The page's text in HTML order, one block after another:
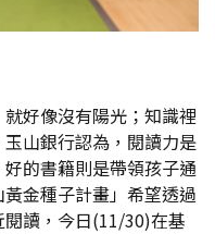
好像沒有陽光；知識裡
山銀行認為，閱讀力是
的書籍則是帶領孩子通
金種子計畫」希望透過
讀，今日(11/30)在基